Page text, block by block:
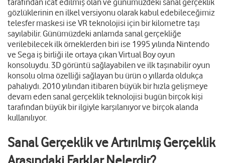
tarafından icat edilmiş olan ve günümüzdeki sanal gerçeklik
gözlüklerinin en ilkel versiyonu olarak kabul edebileceğimiz
telesfer maskesi ise VR teknolojisi için bir kilometre taşı
sayılabilir. Günümüzdeki anlamda sanal gerçekliğe
verilebilecek ilk örneklerden biri ise 1995 yılında Nintendo
ve Sega iş birliği ile ortaya çıkan Virtual Boy oyun
konsoluydu. 3D görüntü sağlayabilen ve ilk taşınabilir oyun
konsolu olma özelliği sağlayan bu ürün o yıllarda oldukça
pahalıydı. 2010 yılından itibaren büyük bir hızla gelişmeye
devam eden sanal gerçeklik teknolojisi bugün birçok kişi
tarafından büyük bir ilgiyle karşılanıyor ve birçok alanda
kullanılıyor.
Sanal Gerçeklik ve Artırılmış Gerçeklik